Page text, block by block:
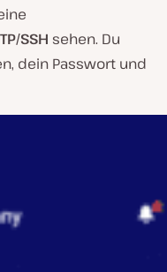
SSH sehen. Du
dein Passwort und